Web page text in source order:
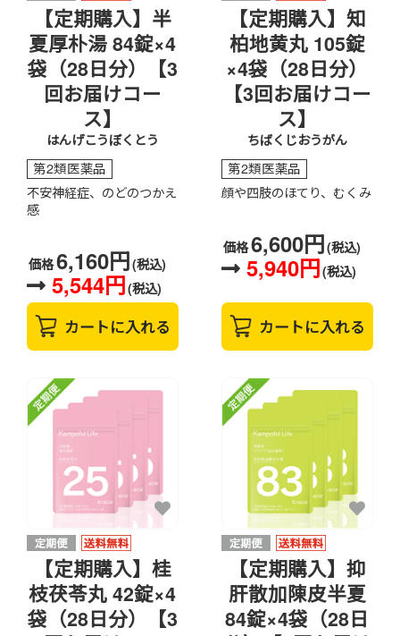
【定期購入】半
夏厚朴湯 84錠×4
袋（28日分）【3
回お届けコー
ス】
はんげこうぼくとう
第2類医薬品
不安神経症、のどのつかえ
感
価格6,160円(税込)
5,544円(税込)
カートに入れる
【定期購入】知
柏地黄丸 105錠
×4袋（28日分）
【3回お届けコー
ス】
ちばくじおうがん
第2類医薬品
顔や四肢のほてり、むくみ
価格6,600円(税込)
5,940円(税込)
カートに入れる
【定期購入】桂
枝茯苓丸 42錠×4
袋（28日分）【3
【定期購入】抑
肝散加陳皮半夏
84錠×4袋（28日